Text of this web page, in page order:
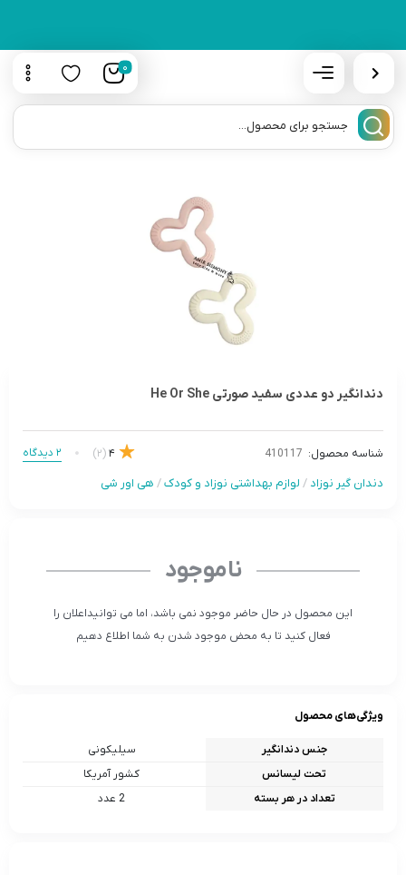
0
دندانگیر دو عددی سفید صورتی He Or She
شناسه محصول: 410117
4
(2) 2 دیدگاه
دندان گیر نوزاد / لوازم بهداشتی نوزاد و کودک/ هی اور شی
ناموجود
این محصول در حال حاضر موجود نمی باشد، اما می توانیداعلان را
فعال کنید تا به محض موجود شدن به شما اطلاع دهیم
ویژگی‌های محصول
جنس دندانگیر
سیلیکونی
تحت لیسانس
کشور آمریکا
تعداد در هر بسته
2 عدد